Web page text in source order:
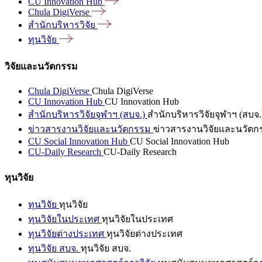
Chula DigiVerse
สำนักบริหารวิจัย
ทุนวิจัย
วิจัยและนวัตกรรม
Chula DigiVerse Chula DigiVerse
CU Innovation Hub CU Innovation Hub
สำนักบริหารวิจัยจุฬาฯ (สบจ.) สำนักบริหารวิจัยจุฬาฯ (สบจ
ข่าวสารงานวิจัยและนวัตกรรม ข่าวสารงานวิจัยและนวัตก
CU Social Innovation Hub CU Social Innovation Hub
CU-Daily Research CU-Daily Research
ทุนวิจัย
ทุนวิจัย ทุนวิจัย
ทุนวิจัยในประเทศ ทุนวิจัยในประเทศ
ทุนวิจัยต่างประเทศ ทุนวิจัยต่างประเทศ
ทุนวิจัย สบจ. ทุนวิจัย สบจ.